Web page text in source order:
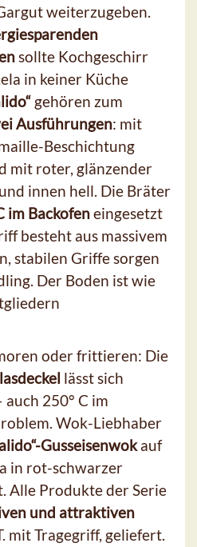
weiterzugeben.
sollte Kochgeschirr
in keiner Küche
gehören zum
Ausführungen: mit
Beschichtung
mit roter, glänzender
innen hell. Die Bräter
im Backofeneingesetzt
besteht aus massivem
stabilen Griffe sorgen
Der Boden ist wie
oder frittieren: Die
lässt sich
250° C im
Wok-Liebhaber
Gusseisenwokauf
in rot-schwarzer
Alle Produkte der Serie
und attraktiven
mit Tragegriff, geliefert.